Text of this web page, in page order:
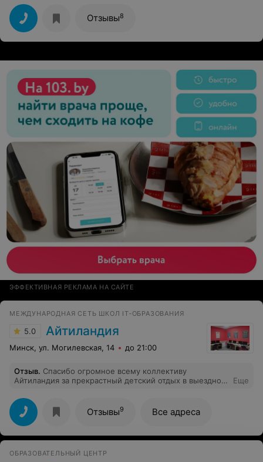
особенно Анны Андреевны. Сын обучается не первый
год в Академии, последние несколько занятий
приезжал на самокате и спокойно проходил в здание,
оставляя его в кабинете. Сегодня приехал на занятие,
его не пропустили в здание, выгнали оттуда, не брали
ФИО не сообщали, а когда сын зашёл в учебный отдел,
чтобы найти поддержку со стороны представителей
Академии, то получил отказ и невозможность пройти с
самокатом, а значит пропустить занятия, на которые
ехал через весь город. Вот такая мелочь казалось бы,
но так явно показывает, что руководство готово
выставить ребёнка на улицу, без посещения уже
оплаченных занятий и им безразлично абсолютно, ведь
не они платят. Такие сотрудники серьёзно портят
репутацию этой организации, очень жаль, что они тут
работают.
Отзывы8
ЭФФЕКТИВНАЯ РЕКЛАМА НА САЙТЕ
МЕЖДУНАРОДНАЯ СЕТЬ ШКОЛ IT‑ОБРАЗОВАНИЯ
5.0 Айтиландия
Минск, ул. Могилевская, 14 до 21:00
Отзыв. Спасибо огромное всему коллективу
Айтиландия за прекрастный детский отдых в выездном
Никуленой за внимание и доброту.
Еще
Отзывы9 Все адреса
ОБРАЗОВАТЕЛЬНЫЙ ЦЕНТР